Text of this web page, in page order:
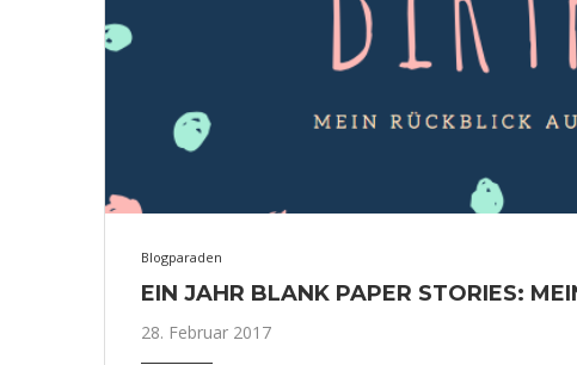
Blogparaden
EIN JAHR BLANK PAPER STORIES:
28. Februar 2017